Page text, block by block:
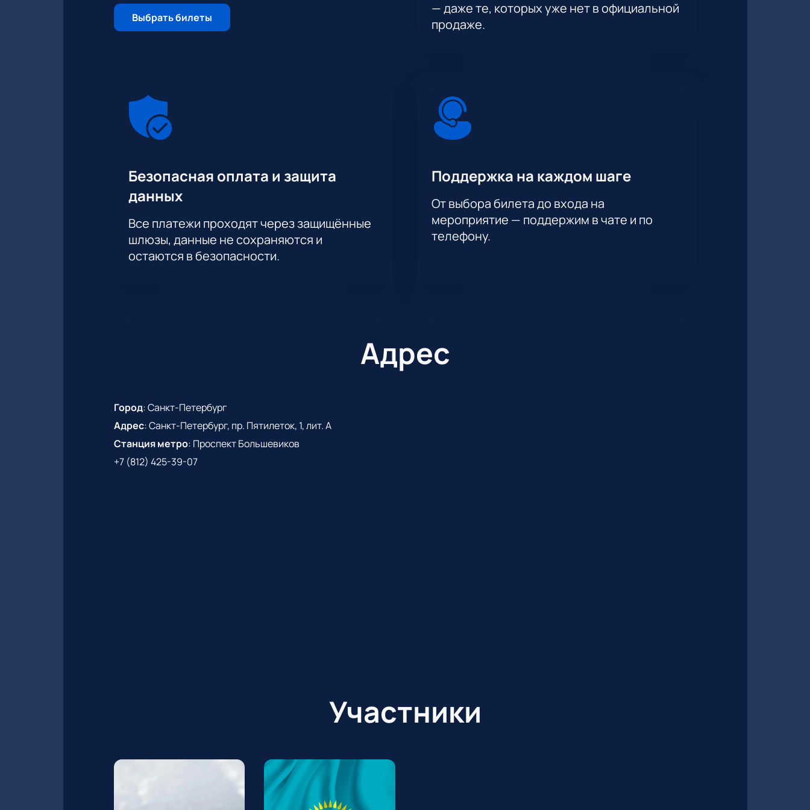
Выбрать билеты
— даже те, которых уже нет в официальной
продаже.
Безопасная оплата и защита
данных
Все платежи проходят через защищённые
шлюзы, данные не сохраняются и
остаются в безопасности.
Поддержка на каждом шаге
От выбора билета до входа на
мероприятие — поддержим в чате и по
телефону.
Адрес
Город:Санкт-Петербург
Адрес:Санкт-Петербург, пр. Пятилеток, 1, лит. А
Станция метро: Проспект Большевиков
+7 (812) 425-39-07
Участники